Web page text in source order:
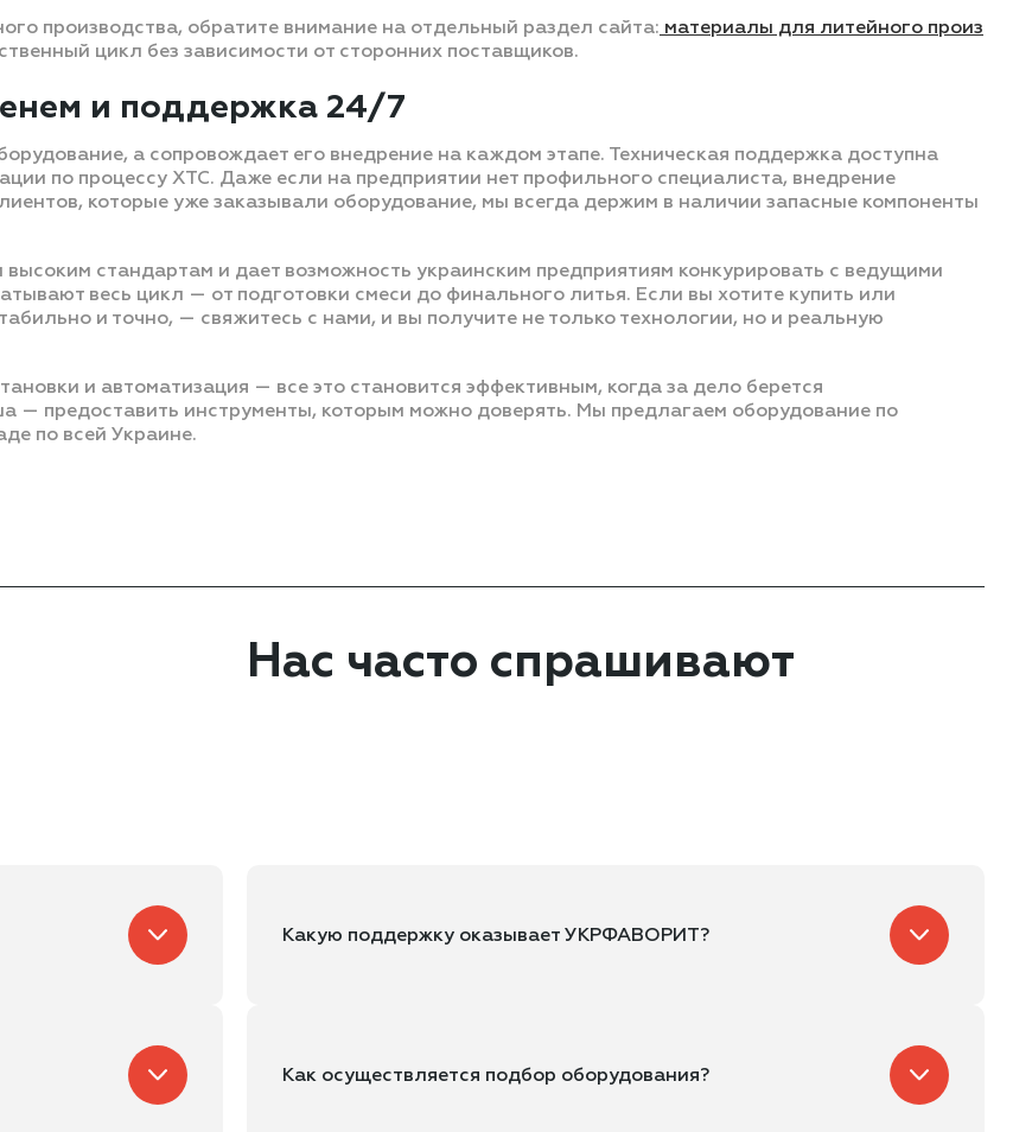
производства, обратите внимание на отдельный раздел сайта: материалы для литейного произ
цикл без зависимости от сторонних поставщиков.
и поддержка 24/7
а сопровождает его внедрение на каждом этапе. Техническая поддержка доступна
по процессу ХТС. Даже если на предприятии нет профильного специалиста, внедрение
которые уже заказывали оборудование, мы всегда держим в наличии запасные компоненты
стандартам и дает возможность украинским предприятиям конкурировать с ведущими
весь цикл — от подготовки смеси до финального литья. Если вы хотите купить или
и точно, — свяжитесь с нами, и вы получите не только технологии, но и реальную
и автоматизация — все это становится эффективным, когда за дело берется
предоставить инструменты, которым можно доверять. Мы предлагаем оборудование по
по всей Украине.
Нас часто спрашивают
Какую поддержку оказывает УКРФАВОРИТ?
Как осуществляется подбор оборудования?